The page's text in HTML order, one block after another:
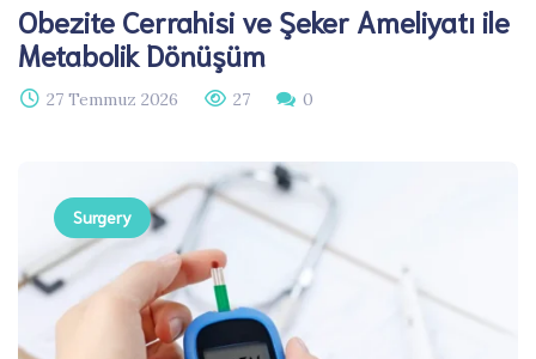
Obezite Cerrahisi ve Şeker Ameliyatı ile
Metabolik Dönüşüm
27 Temmuz 2026 27 0
Surgery